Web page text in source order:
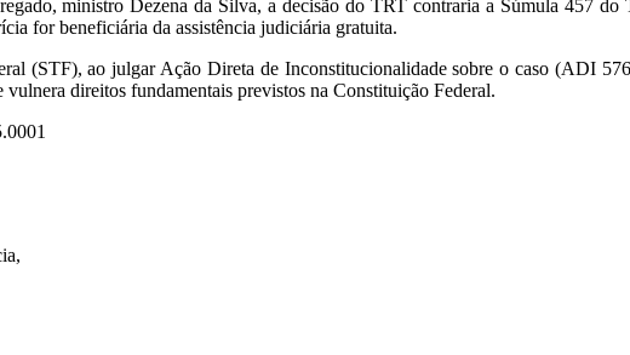
ministro Dezena da Silva, a decisão do TRT contraria a Súmula 457
for beneficiária da assistência judiciária gratuita.
(STF), ao julgar Ação Direta de Inconstitucionalidade sobre o caso (ADI
direitos fundamentais previstos na Constituição Federal.